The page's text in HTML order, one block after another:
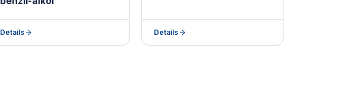
Details Details